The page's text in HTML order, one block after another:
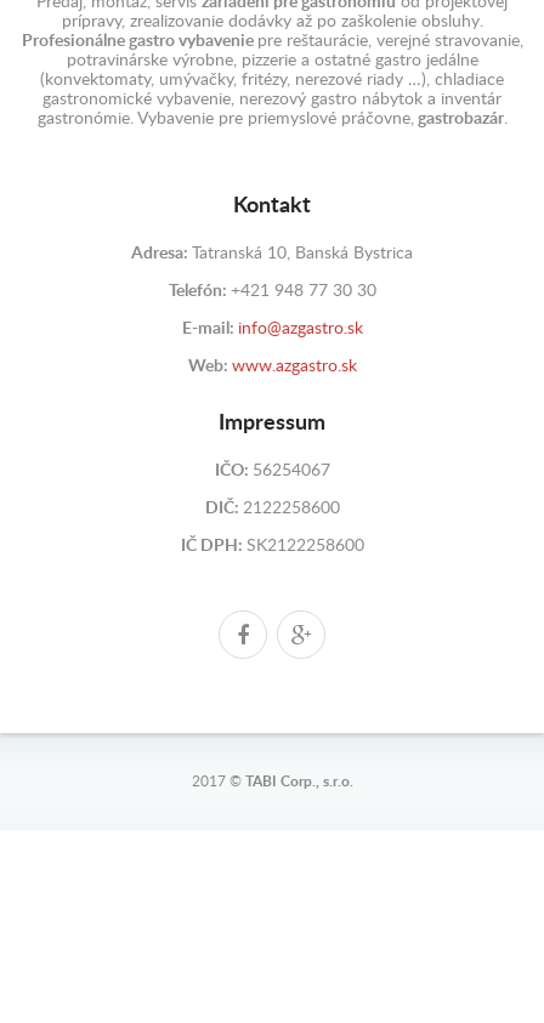
prípravy, zrealizovanie dodávky až po zaškolenie obsluhy.
Profesionálne gastro vybavenie pre reštaurácie, verejné stravovanie,
potravinárske výrobne, pizzerie a ostatné gastro jedálne
(konvektomaty, umývačky, fritézy, nerezové riady …), chladiace
gastronomické vybavenie, nerezový gastro nábytok a inventár
gastronómie. Vybavenie pre priemyslové práčovne,gastrobazár.
Kontakt
Adresa: Tatranská 10, Banská Bystrica
Telefón: +421 948 77 30 30
E-mail: info@azgastro.sk
Web: www.azgastro.sk
Impressum
IČO: 56254067
DIČ: 2122258600
IČ DPH: SK2122258600
2017 © TABI Corp., s.r.o.